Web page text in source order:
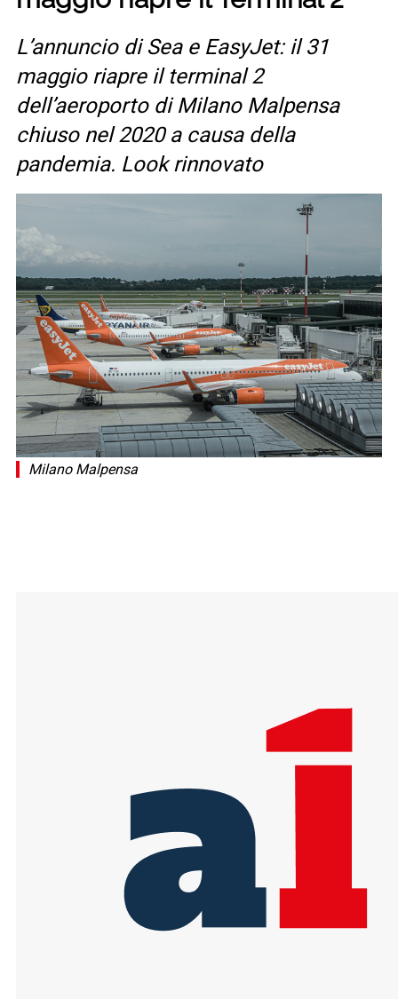
L’annuncio di Sea e EasyJet: il 31
maggio riapre il terminal 2
dell’aeroporto di Milano Malpensa
chiuso nel 2020 a causa della
pandemia. Look rinnovato
Milano Malpensa